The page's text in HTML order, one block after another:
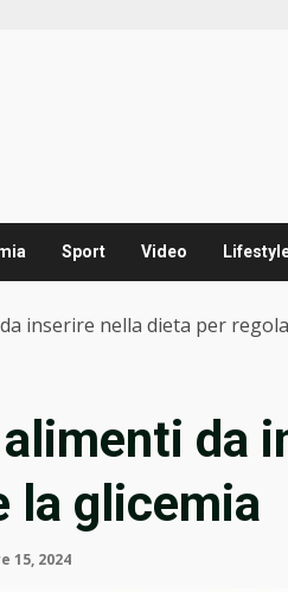
Sport Video
inserire nella dieta per
da
la glicemia
15, 2024